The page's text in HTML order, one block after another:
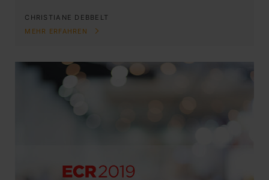
CHRISTIANE DEBBELT
MEHR ERFAHREN